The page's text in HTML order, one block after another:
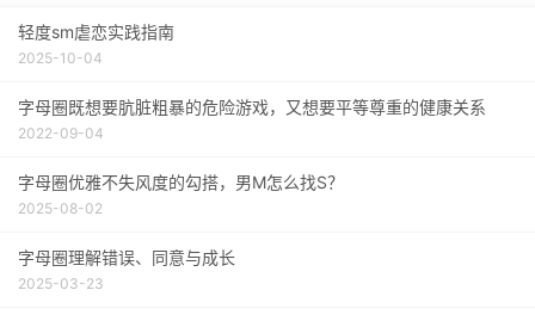
轻度sm虐恋实践指南
2025-10-04
字母圈既想要肮脏粗暴的危险游戏，又想要平等尊重的健康关系
2022-09-04
字母圈优雅不失风度的勾搭，男M怎么找S？
2025-08-02
字母圈理解错误、同意与成长
2025-03-23